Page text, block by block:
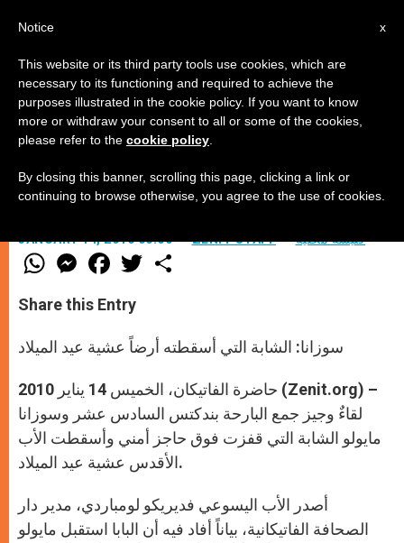
البابا يستقبل سوزانا مايولو ويسامحها
–
JANUARY 14, 2010 00:00 ZENIT STAFF كنيسة محليّة
W
h
t
s
p
p
M
e
s
e
g
e
F
a
e
b
o
k
w
Share this Entry
سوزانا: الشابة التي أسقطته أرضاً عشية عيد الميلاد
حاضرة الفاتيكان، الخميس 14 يناير 2010 (Zenit.org) –
لقاءٌ وجيز جمع البارحة بندكتس السادس عشر وسوزانا
مايولو الشابة التي قفزت فوق حاجز أمني وأسقطت الأب
الأقدس عشية عيد الميلاد.
أصدر الأب اليسوعي فديريكو لومباردي، مدير دار
الصحافة الفاتيكانية، بياناً أفاد فيه أن البابا استقبل مايولو
x
Notice
This website or its third party tools use cookies, which are
necessary to its functioning and required to achieve the
purposes illustrated in the cookie policy. If you want to know
more or withdraw your consent to all or some of the cookies,
please refer to the cookie policy
By closing this banner, scrolling this page, clicking a link or
continuing to browse otherwise, you agree to the use of cookies.